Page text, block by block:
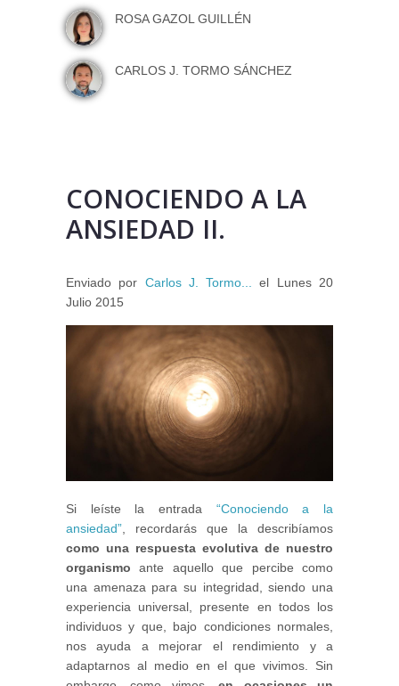
ROSA GAZOL GUILLÉN
CARLOS J. TORMO SÁNCHEZ
CONOCIENDO A LA
ANSIEDAD II.
Enviado por Carlos J. Tormo... el Lunes 20
Julio 2015
Si leíste la entrada “Conociendo a la
ansiedad”, recordarás que la describíamos
como una respuesta evolutiva de nuestro
organismo ante aquello que percibe como
una amenaza para su integridad, siendo una
experiencia universal, presente en todos los
individuos y que, bajo condiciones normales,
nos ayuda a mejorar el rendimiento y a
adaptarnos al medio en el que vivimos. Sin